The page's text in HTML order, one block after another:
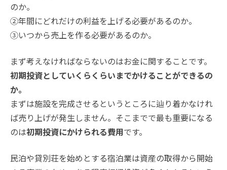
のか。
②年間にどれだけの利益を上げる必要があるのか。
③いつから売上を作る必要があるのか。
まず考えなければならないのはお金に関することです。
初期投資としていくらくらいまでかけることができるの
か。
まずは施設を完成させるというところに辿り着かなけれ
ば売り上げが発生しません。そこまでで最も重要になる
のは初期投資にかけられる費用です。
民泊や貸別荘を始めとする宿泊業は資産の取得から開始